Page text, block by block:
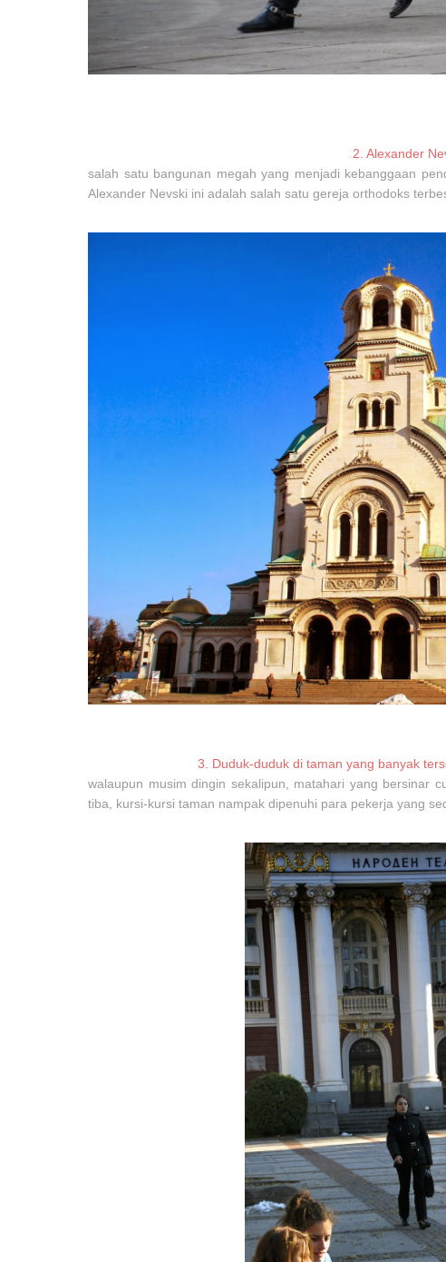
2. Alexander
salah satu bangunan megah yang menjadi kebanggaan
Alexander Nevski ini adalah salah satu gereja orthodoks
3. Duduk-duduk di taman yang banyak
walaupun musim dingin sekalipun, matahari yang bersinar
tiba, kursi-kursi taman nampak dipenuhi para pekerja yang